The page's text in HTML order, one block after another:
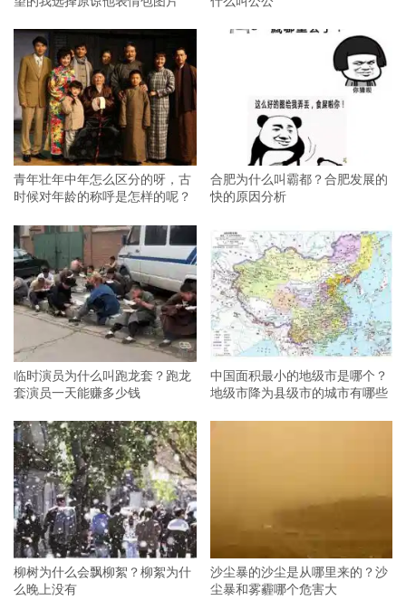
青年壮年中年怎么区分的呀，古
时候对年龄的称呼是怎样的呢？
合肥为什么叫霸都？合肥发展的
快的原因分析
临时演员为什么叫跑龙套？跑龙
套演员一天能赚多少钱
中国面积最小的地级市是哪个？
地级市降为县级市的城市有哪些
柳树为什么会飘柳絮？柳絮为什
么晚上没有
沙尘暴的沙尘是从哪里来的？沙
尘暴和雾霾哪个危害大